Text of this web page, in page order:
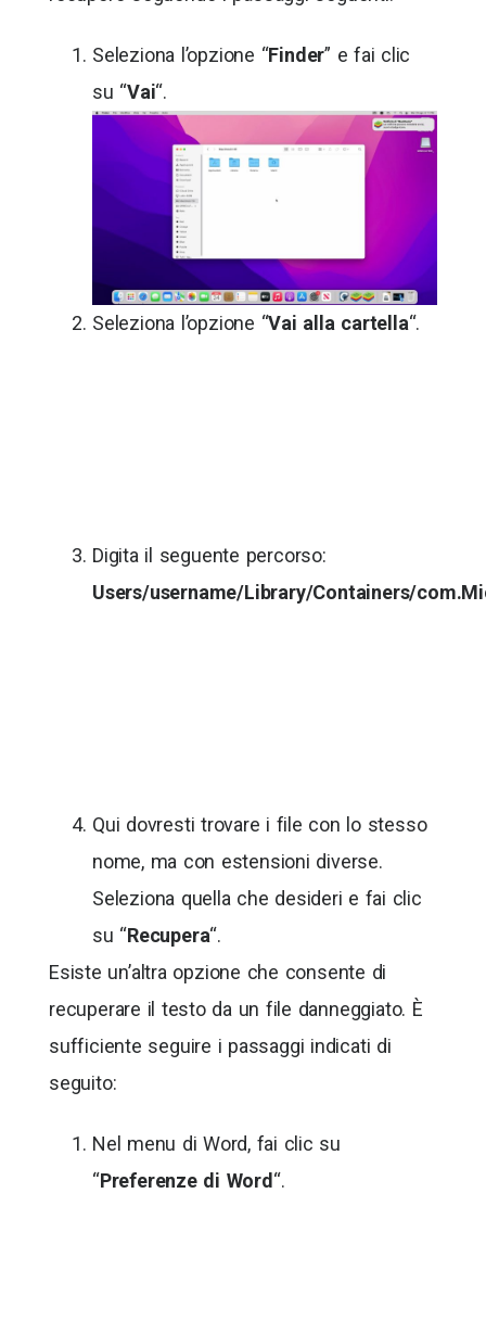
Seleziona l’opzione “Finder” e fai clic
su “Vai“.
Seleziona l’opzione “Vai alla cartella“.
Digita il seguente percorso:
Users/username/Library/Containers/
Qui dovresti trovare i file con lo stesso
nome, ma con estensioni diverse.
Seleziona quella che desideri e fai clic
su “Recupera“.
Esiste un’altra opzione che consente di
recuperare il testo da un file danneggiato. È
sufficiente seguire i passaggi indicati di
seguito:
Nel menu di Word, fai clic su
“Preferenze di Word“.